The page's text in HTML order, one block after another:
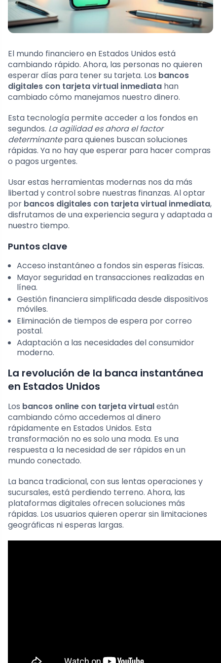
El mundo financiero en Estados Unidos está
cambiando rápido. Ahora, las personas no quieren
esperar días para tener su tarjeta. Los bancos
digitales con tarjeta virtual inmediata han
cambiado cómo manejamos nuestro dinero.
Esta tecnología permite acceder a los fondos en
segundos. La agilidad es ahora el factor
determinantepara quienes buscan soluciones
rápidas. Ya no hay que esperar para hacer compras
o pagos urgentes.
Usar estas herramientas modernas nos da más
libertad y control sobre nuestras finanzas. Al optar
por bancos digitales con tarjeta virtual inmediata,
disfrutamos de una experiencia segura y adaptada a
nuestro tiempo.
Puntos clave
Acceso instantáneo a fondos sin esperas físicas.
Mayor seguridad en transacciones realizadas en
línea.
Gestión financiera simplificada desde dispositivos
móviles.
Eliminación de tiempos de espera por correo
postal.
Adaptación a las necesidades del consumidor
moderno.
La revolución de la banca instantánea
en Estados Unidos
Los bancos online con tarjeta virtualestán
cambiando cómo accedemos al dinero
rápidamente en Estados Unidos. Esta
transformación no es solo una moda. Es una
respuesta a la necesidad de ser rápidos en un
mundo conectado.
La banca tradicional, con sus lentas operaciones y
sucursales, está perdiendo terreno. Ahora, las
plataformas digitales ofrecen soluciones más
rápidas. Los usuarios quieren operar sin limitaciones
geográficas ni esperas largas.